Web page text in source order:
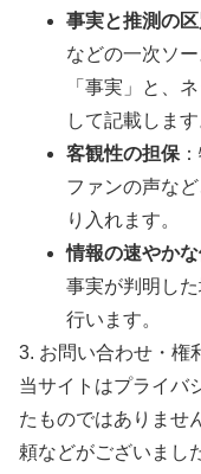
事実と推測の区
などの一次ソ
「事実」と、
して記載します
客観性の担保
ファンの声な
り入れます。
情報の速やか
事実が判明し
行います。
3. お問い合わせ・権
当サイトはプライバ
たものではありませ
頼などがございまし